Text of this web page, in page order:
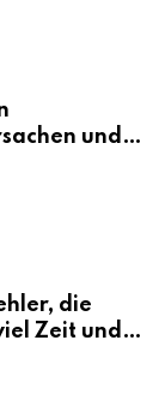
und
die
Zeit und